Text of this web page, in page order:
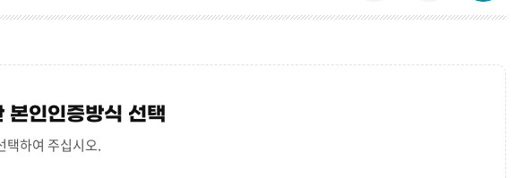
본인인증방식 선택
택하여 주십시오.